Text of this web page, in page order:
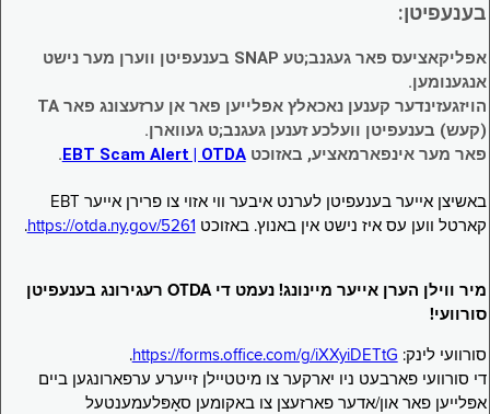
בענעפיטן:
אפליקאציעס פאר געגנב;טע SNAP בענעפיטן ווערן מער נישט
אנגענומען.
הויזגעזינדער קענען נאכאלץ אפּלייען פאר אן ערזעצונג פאר TA
(קעש) בענעפיטן וועלכע זענען געגנב;ט געווארן.
פאר מער אינפארמאציע, באזוכטEBT Scam Alert | OTDA
.
באשיצן אייער בענעפיטן לערנט איבער ווי אזוי צו פרירן אייער EBT
קארטל ווען עס איז נישט אין באנוץ. באזוכט https://otda.ny.gov/5261
.
מיר ווילן הערן אייער מיינונג! נעמט די OTDA רעגירונג בענעפיטן
סורוועי!
סורוועי לינק: https://forms.office.com/g/iXXyiDETtG
.
די סורוועי פארבעט ניו יארקער צו מיטטיילן זייערע ערפארונגען ביים
אפּלייען פאר און/אדער פארזעצן צו באקומען סאָפּלעמענטעל